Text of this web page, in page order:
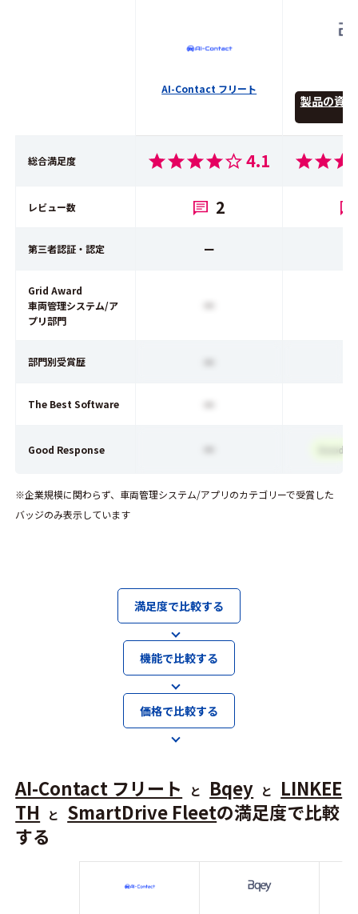
AI-Contact フリート
製品の資
総合満足度 4.1
レビュー数 2
第三者認証・認定 ー
Grid Award
車両管理システム/ア
プリ部門
ー
部門別受賞歴 ー
The Best Software ー
Good Response ー Good
※企業規模に関わらず、車両管理システム/アプリのカテゴリーで受賞した
バッジのみ表示しています
満足度で比較する
機能で比較する
価格で比較する
AI-Contact フリート と Bqey と
LINKEE
TH
と SmartDrive Fleetの満足度で比較
する